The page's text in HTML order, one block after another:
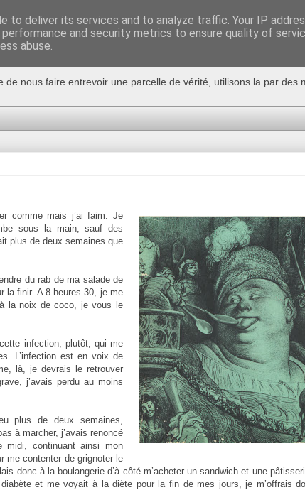
de nous faire entrevoir une parcelle de vérité, utilisons la par
comme mais j’ai faim. Je
sous la main, sauf des
plus de deux semaines que
du rab de ma salade de
la finir. A 8 heures 30, je me
la noix de coco, je vous le
infection, plutôt, qui me
L’infection est en voix de
là, je devrais le retrouver
j’avais perdu au moins
plus de deux semaines,
à marcher, j’avais renoncé
continuant ainsi mon
me contenter de grignoter le
donc à la boulangerie d’à côté m’acheter un sandwich et une
et me voyait à la diète pour la fin de mes jours, je m’offrais
to deliver its services and to analyze traffic. Your IP
and security metrics to ensure quality of
abuse.